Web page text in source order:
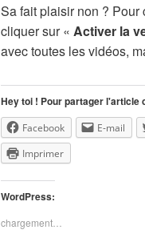
Sa fait plaisir non ? Pour
cliquer sur « Activer la
avec toutes les vidéos,
Hey toi ! Pour partager l'article
Facebook E-mail
Imprimer
WordPress:
chargement…